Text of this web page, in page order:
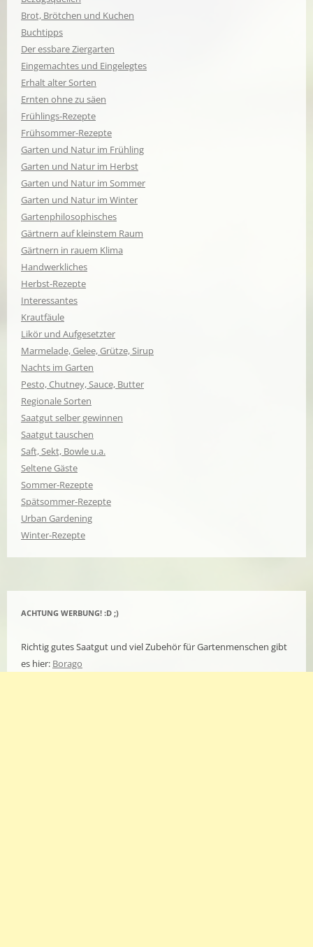
Brot, Brötchen und Kuchen
Buchtipps
Der essbare Ziergarten
Eingemachtes und Eingelegtes
Erhalt alter Sorten
Ernten ohne zu säen
Frühlings-Rezepte
Frühsommer-Rezepte
Garten und Natur im Frühling
Garten und Natur im Herbst
Garten und Natur im Sommer
Garten und Natur im Winter
Gartenphilosophisches
Gärtnern auf kleinstem Raum
Gärtnern in rauem Klima
Handwerkliches
Herbst-Rezepte
Interessantes
Krautfäule
Likör und Aufgesetzter
Marmelade, Gelee, Grütze, Sirup
Nachts im Garten
Pesto, Chutney, Sauce, Butter
Regionale Sorten
Saatgut selber gewinnen
Saatgut tauschen
Saft, Sekt, Bowle u.a.
Seltene Gäste
Sommer-Rezepte
Spätsommer-Rezepte
Urban Gardening
Winter-Rezepte
ACHTUNG WERBUNG! :D ;)
Richtig gutes Saatgut und viel Zubehör für Gartenmenschen gibt
es hier: Borago